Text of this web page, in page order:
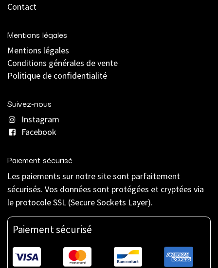
Contact
Mentions légales
Mentions légales
Conditions générales de vente
Politique de confidentialité
Suivez-nous
Instagram
Facebook
Paiement sécurisé
Les paiements sur notre site sont parfaitement
sécurisés. Vos données sont protégées et cryptées via
le protocole SSL (Secure Sockets Layer).
Paiement sécurisé